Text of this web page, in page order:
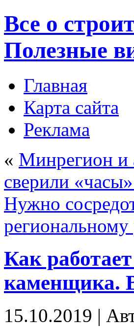
Все о
Полезные
Главная
Карта сайта
Реклама
« Минрегион и
сверили
Нужно
Как
каменщика.
15.10.2019 |